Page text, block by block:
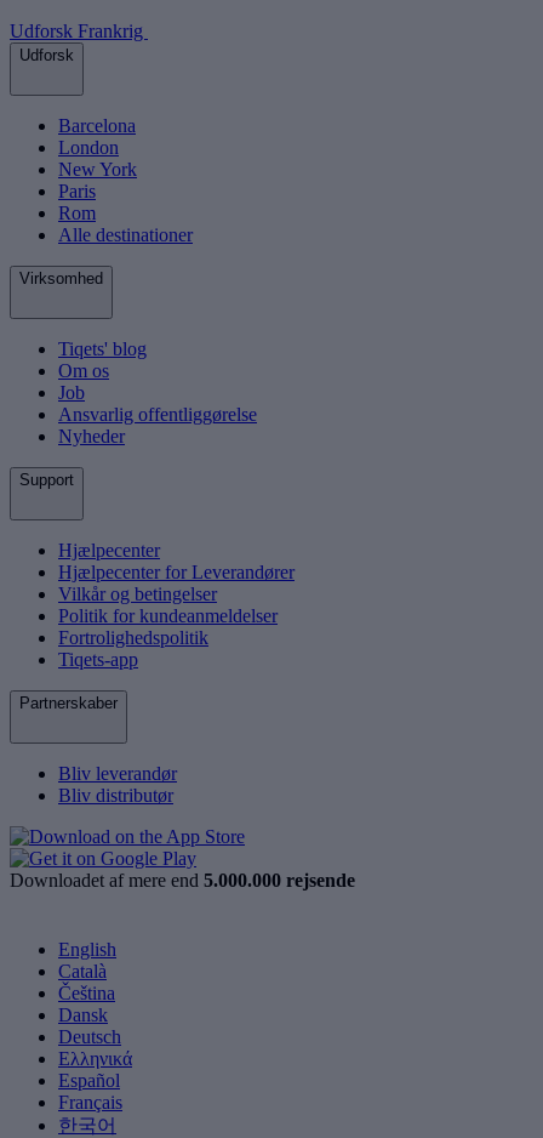
Udforsk Frankrig
Udforsk
Barcelona
London
New York
Paris
Rom
Alle destinationer
Virksomhed
Tiqets' blog
Om os
Job
Ansvarlig offentliggørelse
Nyheder
Support
Hjælpecenter
Hjælpecenter for Leverandører
Vilkår og betingelser
Politik for kundeanmeldelser
Fortrolighedspolitik
Tiqets-app
Partnerskaber
Bliv leverandør
Bliv distributør
Downloadet af mere end 5.000.000 rejsende
English
Català
Čeština
Dansk
Deutsch
Ελληνικά
Español
Français
한국어